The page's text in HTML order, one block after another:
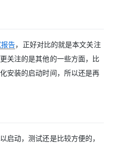
告，正好对比的就是本文关注
关注的是其他的一些方面，比
安装的启动时间，所以还是再
启动，测试还是比较方便的，